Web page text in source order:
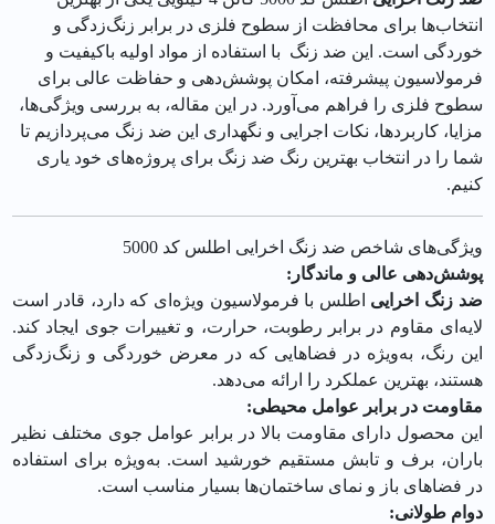
انتخاب‌ها برای محافظت از سطوح فلزی در برابر زنگ‌زدگی و
خوردگی است. این ضد زنگ با استفاده از مواد اولیه باکیفیت و
فرمولاسیون پیشرفته، امکان پوشش‌دهی و حفاظت عالی برای
سطوح فلزی را فراهم می‌آورد. در این مقاله، به بررسی ویژگی‌ها،
مزایا، کاربردها، نکات اجرایی و نگهداری این ضد زنگ می‌پردازیم تا
شما را در انتخاب بهترین رنگ ضد زنگ برای پروژه‌های خود یاری
کنیم.
ویژگی‌های شاخص ضد زنگ اخرایی اطلس کد 5000
پوشش‌دهی عالی و ماندگار:
ضد زنگ اخرایی اطلس با فرمولاسیون ویژه‌ای که دارد، قادر است
لایه‌ای مقاوم در برابر رطوبت، حرارت، و تغییرات جوی ایجاد کند.
این رنگ، به‌ویژه در فضاهایی که در معرض خوردگی و زنگ‌زدگی
هستند، بهترین عملکرد را ارائه می‌دهد.
مقاومت در برابر عوامل محیطی:
این محصول دارای مقاومت بالا در برابر عوامل جوی مختلف نظیر
باران، برف و تابش مستقیم خورشید است. به‌ویژه برای استفاده
در فضاهای باز و نمای ساختمان‌ها بسیار مناسب است.
دوام طولانی: